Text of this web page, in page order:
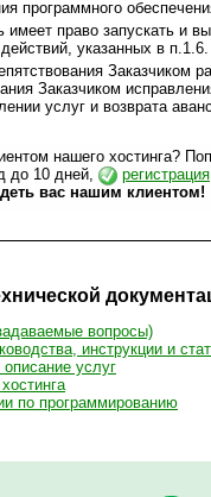
программного
имеет право запускать и
указанных в п.1.6.
Заказчиком
Заказчиком
услуг и возврата
нашего хостинга?
до 10 дней,
регистрация
вас нашим клиентом!
вопросы)
инструкции и
описание услуг
по программированию